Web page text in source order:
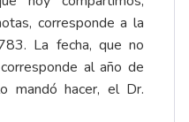
corresponde a la
La fecha, que no
al año de
mandó hacer, el Dr.